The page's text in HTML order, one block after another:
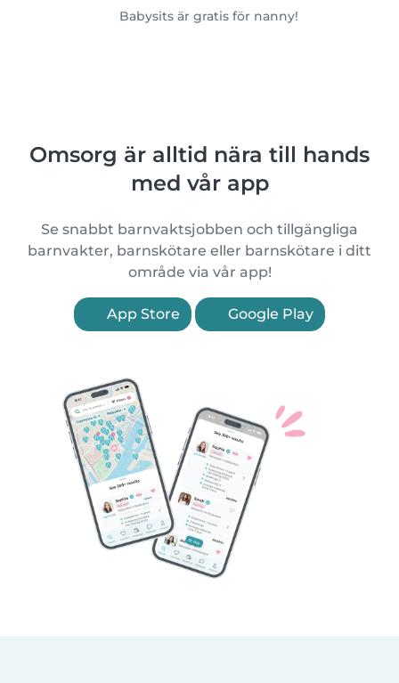
Babysits är gratis för nanny!
Omsorg är alltid nära till hands
med vår app
Se snabbt barnvaktsjobben och tillgängliga
barnvakter, barnskötare eller barnskötare i ditt
område via vår app!
App Store Google Play